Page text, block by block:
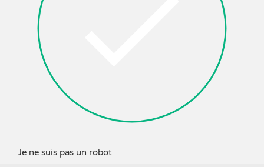
Je ne suis pas un robot